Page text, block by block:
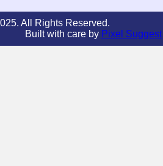
All Rights Reserved.
Built with care by Pixel Suggest